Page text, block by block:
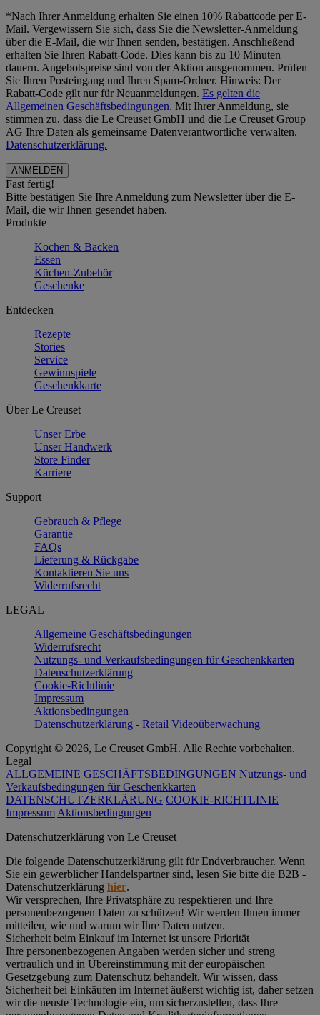
*Nach Ihrer Anmeldung erhalten Sie einen 10% Rabattcode per E-
Mail. Vergewissern Sie sich, dass Sie die Newsletter-Anmeldung
über die E-Mail, die wir Ihnen senden, bestätigen. Anschließend
erhalten Sie Ihren Rabatt-Code. Dies kann bis zu 10 Minuten
dauern. Angebotspreise sind von der Aktion ausgenommen. Prüfen
Sie Ihren Posteingang und Ihren Spam-Ordner. Hinweis: Der
Rabatt-Code gilt nur für Neuanmeldungen. Es gelten die
Allgemeinen Geschäftsbedingungen. Mit Ihrer Anmeldung, sie
stimmen zu, dass die Le Creuset GmbH und die Le Creuset Group
AG Ihre Daten als gemeinsame Datenverantwortliche verwalten.
Datenschutzerklärung.
Fast fertig!
Bitte bestätigen Sie Ihre Anmeldung zum Newsletter über die E-
Mail, die wir Ihnen gesendet haben.
Produkte
Kochen & Backen
Essen
Küchen-Zubehör
Geschenke
Entdecken
Rezepte
Stories
Service
Gewinnspiele
Geschenkkarte
Über Le Creuset
Unser Erbe
Unser Handwerk
Store Finder
Karriere
Support
Gebrauch & Pflege
Garantie
FAQs
Lieferung & Rückgabe
Kontaktieren Sie uns
Widerrufsrecht
LEGAL
Allgemeine Geschäftsbedingungen
Widerrufsrecht
Nutzungs- und Verkaufsbedingungen für Geschenkkarten
Datenschutzerklärung
Cookie-Richtlinie
Impressum
Aktionsbedingungen
Datenschutzerklärung - Retail Videoüberwachung
Copyright © 2026, Le Creuset GmbH. Alle Rechte vorbehalten.
Legal
ALLGEMEINE GESCHÄFTSBEDINGUNGEN Nutzungs- und
Verkaufsbedingungen für Geschenkkarten
DATENSCHUTZERKLÄRUNG COOKIE-RICHTLINIE
Impressum Aktionsbedingungen
Datenschutz­erklärung von Le Creuset
Die folgende Datenschutzerklärung gilt für Endverbraucher. Wenn
Sie ein gewerblicher Handelspartner sind, lesen Sie bitte die B2B -
Datenschutzerklärung hier.
Wir versprechen, Ihre Privatsphäre zu respektieren und Ihre
personenbezogenen Daten zu schützen! Wir werden Ihnen immer
mitteilen, wie und warum wir Ihre Daten nutzen.
Sicherheit beim Einkauf im Internet ist unsere Priorität
Ihre personenbezogenen Angaben werden sicher und streng
vertraulich und in Übereinstimmung mit der europäischen
Gesetzgebung zum Datenschutz behandelt. Wir wissen, dass
Sicherheit bei Einkäufen im Internet äußerst wichtig ist, daher setzen
wir die neuste Technologie ein, um sicherzustellen, dass Ihre